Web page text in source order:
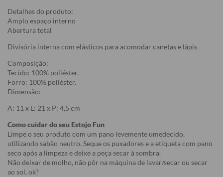
Detalhes do produto:
Amplo espaço interno
Abertura total
Divisória interna com elásticos para acomodar canetas e lápis
Composição:
Tecido: 100% poliéster.
Forro: 100% poliéster.
Dimensão:
A: 11 x L: 21 x P: 4,5 cm
Como cuidar do seu Estojo Fun
Limpe o seu produto com um pano levemente umedecido,
utilizando sabão neutro. Seque os puxadores e a etiqueta com pano
seco após a limpeza e deixe a peça secar à sombra.
Não deixar de molho, não pôr na máquina de lavar/secar ou secar
ao sol, ok?